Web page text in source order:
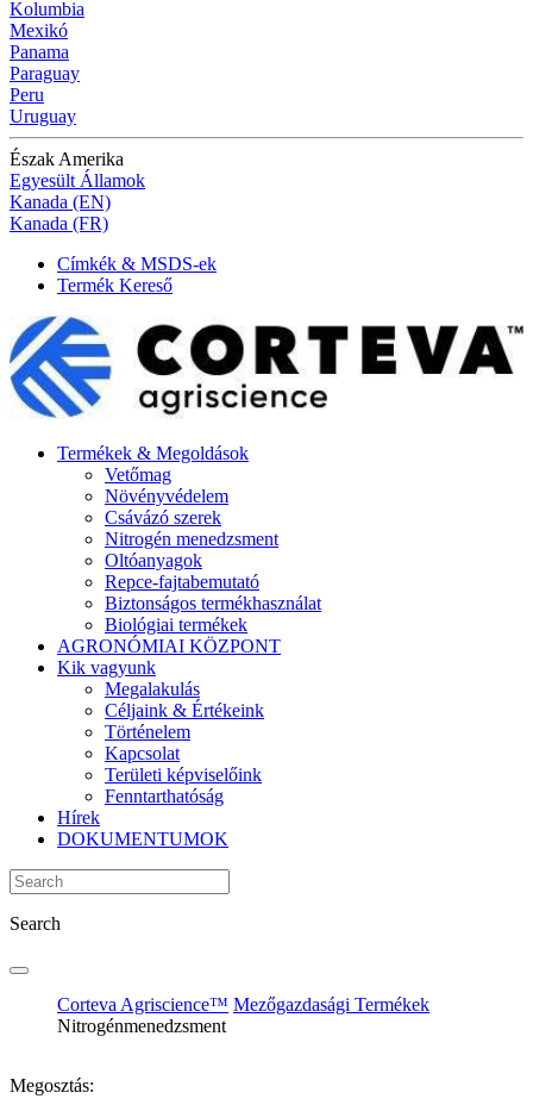
Kolumbia
Mexikó
Panama
Paraguay
Peru
Uruguay
Észak Amerika
Egyesült Államok
Kanada (EN)
Kanada (FR)
Címkék & MSDS-ek
Termék Kereső
Termékek & Megoldások
Vetőmag
Növényvédelem
Csávázó szerek
Nitrogén menedzsment
Oltóanyagok
Repce-fajtabemutató
Biztonságos termékhasználat
Biológiai termékek
AGRONÓMIAI KÖZPONT
Kik vagyunk
Megalakulás
Céljaink & Értékeink
Történelem
Kapcsolat
Területi képviselőink
Fenntarthatóság
Hírek
DOKUMENTUMOK
Search
Corteva Agriscience™ Mezőgazdasági Termékek
Nitrogénmenedzsment
Megosztás: